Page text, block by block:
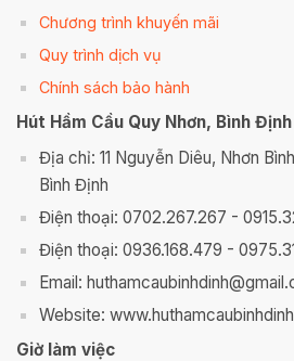
Chương trình khuyến mãi
Quy trình dịch vụ
Chính sách bảo hành
Hút Hầm Cầu Quy Nhơn, Bình Định
Địa chỉ: 11 Nguyễn Diêu, Nhơn
Bình Định
Điện thoại: 0702.267.267 -
Điện thoại: 0936.168.479 -
Email:
Website:
Giờ làm việc